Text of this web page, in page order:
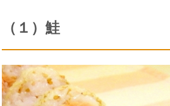
（１）鮭